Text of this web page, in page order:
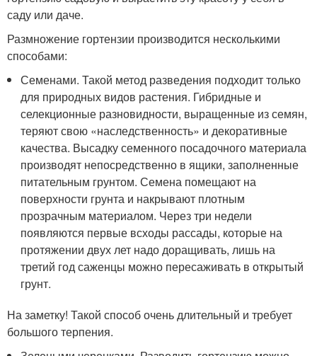
саду или даче.
Размножение гортензии производится несколькими
способами:
Семенами. Такой метод разведения подходит только
для природных видов растения. Гибридные и
селекционные разновидности, выращенные из семян,
теряют свою «наследственность» и декоративные
качества. Высадку семенного посадочного материала
производят непосредственно в ящики, заполненные
питательным грунтом. Семена помещают на
поверхности грунта и накрывают плотным
прозрачным материалом. Через три недели
появляются первые всходы рассады, которые на
протяжении двух лет надо доращивать, лишь на
третий год саженцы можно пересаживать в открытый
грунт.
На заметку! Такой способ очень длительный и требует
большого терпения.